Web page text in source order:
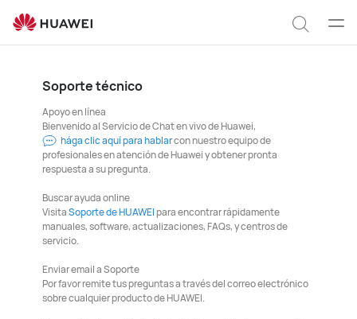
Abrir
Soporte técnico
Apoyo en línea
Bienvenido al Servicio de Chat en vivo de Huawei,
hága clic aquí para hablarcon nuestro equipo de
profesionales en atención de Huawei y obtener pronta
respuesta a su pregunta.
Buscar ayuda online
VisitaSoporte de HUAWEI para encontrar rápidamente
manuales, software, actualizaciones, FAQs, y centros de
servicio.
Enviar email a Soporte
Por favor remite tus preguntas a través del correo electrónico
sobre cualquier producto de HUAWEI.